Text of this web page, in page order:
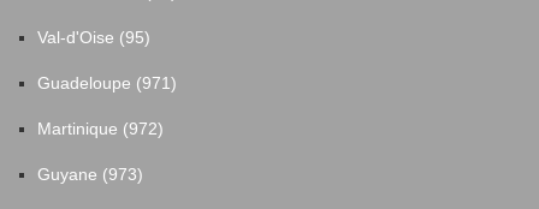
Val-d'Oise (95)
Guadeloupe (971)
Martinique (972)
Guyane (973)